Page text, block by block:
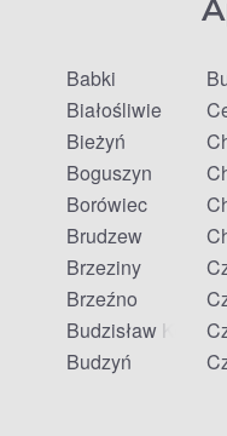
Babki
Białośliwie
Bieżyń
Boguszyn
Borówiec
Brudzew
Brzeziny
Brzeźno
Budzisław
Budzyń